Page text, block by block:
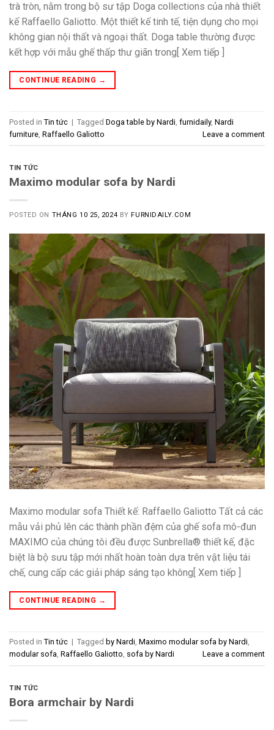
trà tròn, nằm trong bộ sư tập Doga collections của nhà thiết
kế Raffaello Galiotto. Một thiết kế tinh tế, tiện dụng cho mọi
không gian nội thất và ngoại thất. Doga table thường được
kết hợp với mẫu ghế thấp thư giãn trong[ Xem tiếp ]
CONTINUE READING →
Posted in Tin tức | Tagged Doga table by Nardi furnidaily, Nardi
furniture Raffaello Galiotto Leave a comment
TIN TỨC
Maximo modular sofa by Nardi
POSTED ON THÁNG 10 25, 2024 BYFURNIDAILY.COM
Maximo modular sofa Thiết kế: Raffaello Galiotto Tất cả các
mẫu vải phủ lên các thành phần đệm của ghế sofa mô-đun
MAXIMO của chúng tôi đều được Sunbrella® thiết kế, đặc
biệt là bộ sưu tập mới nhất hoàn toàn dựa trên vật liệu tái
chế, cung cấp các giải pháp sáng tạo không[ Xem tiếp ]
CONTINUE READING →
Posted in Tin tức | Tagged by Nardi, Maximo modular sofa by Nardi,
modular sofa, Raffaello Galiotto, sofa by Nardi Leave a comment
TIN TỨC
Bora armchair by Nardi